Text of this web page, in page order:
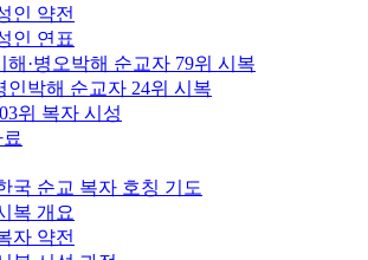
인 약전
인 연표
해·병오박해 순교자 79위 시복
인박해 순교자 24위 시복
위 복자 시성
국 순교 복자 호칭 기도
복 개요
자 약전